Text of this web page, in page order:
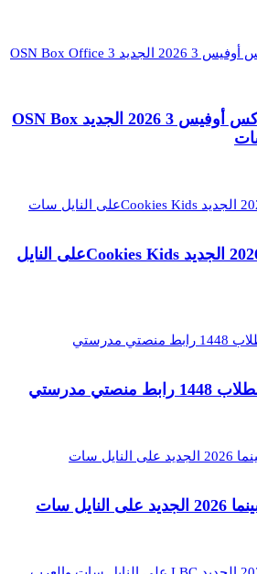
تردد قناة أو إس إن بوكس أوفيس 3 2026 الجديد OSN Box
تردد قناة كوكيز كيدز 2026 الجديد Cookies Kidsعلى النايل
مدرستي
سات